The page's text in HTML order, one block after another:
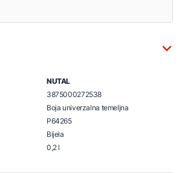
NUTAL
3875000272538
Boja univerzalna temeljna
P64265
Bijela
0,2 l